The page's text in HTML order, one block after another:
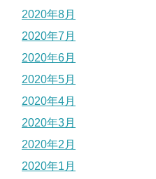
2020年8月
2020年7月
2020年6月
2020年5月
2020年4月
2020年3月
2020年2月
2020年1月